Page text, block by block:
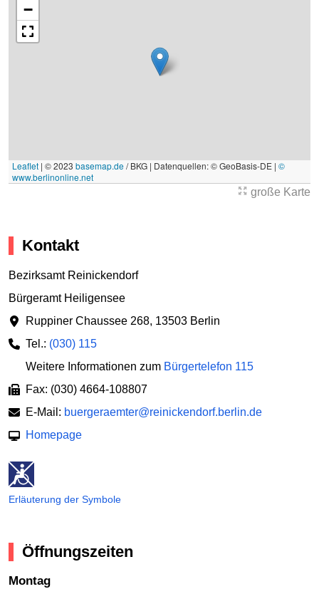
−
Leaflet | © 2023 basemap.de/ BKG | Datenquellen: © GeoBasis-DE | ©
www.berlinonline.net
große Karte
Kontakt
Bezirksamt Reinickendorf
Bürgeramt Heiligensee
Ruppiner Chaussee 268, 13503 Berlin
Tel.: (030) 115
Weitere Informationen zum Bürgertelefon 115
Fax: (030) 4664-108807
E-Mail: buergeraemter@reinickendorf.berlin.de
Homepage
Erläuterung der Symbole
Öffnungszeiten
Montag